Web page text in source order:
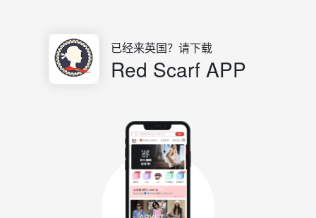
已经来英国？请下载
Red Scarf APP